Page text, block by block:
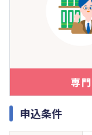
申込条件